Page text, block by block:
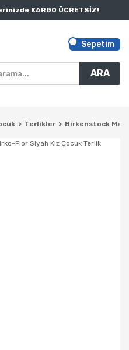
KARGO ÜCRETSİZ!
ARA
Sepetim
Terlikler Birkenstock